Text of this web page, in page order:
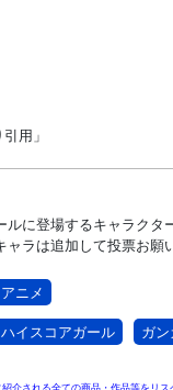
引用」
ルに登場するキャラクタ
ャラは追加して投票お願
アニメ
ハイスコアガール ガン
介される全ての商品・作品等をリ